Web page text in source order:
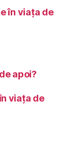
în viața de
apoi?
viața de